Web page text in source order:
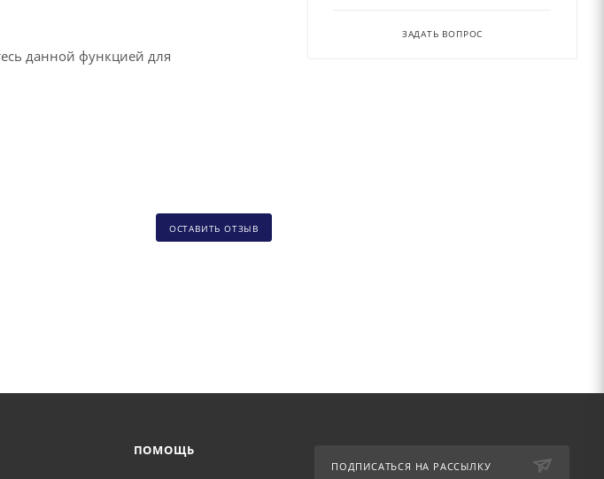
данной функцией для
ОСТАВИТЬ ОТЗЫВ
ЗАДАТЬ ВОПРОС
ПОМОЩЬ
ПОДПИСАТЬСЯ НА РАССЫЛКУ